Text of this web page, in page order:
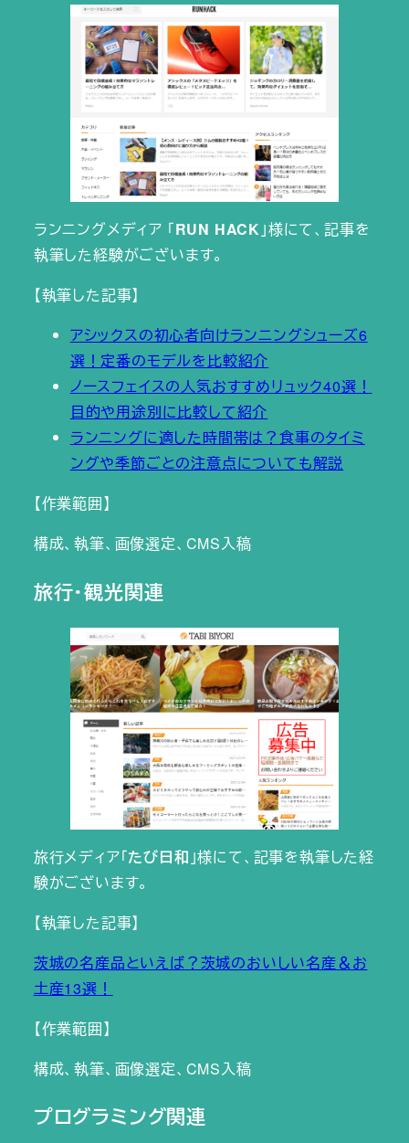
ランニングメディア 「RUN HACK 」様にて、記事を
執筆した経験がございます。
【執筆した記事】
アシックスの初心者向けランニングシューズ6
選！定番のモデルを比較紹介
ノースフェイスの人気おすすめリュック40選！
目的や用途別に比較して紹介
ランニングに適した時間帯は？食事のタイミ
ングや季節ごとの注意点についても解説
【作業範囲】
構成、執筆、画像選定、CMS入稿
旅行・観光関連
旅行メディア「たび日和 」様にて、記事を執筆した経
験がございます。
【執筆した記事】
茨城の名産品といえば？茨城のおいしい名産＆お
土産13選！
【作業範囲】
構成、執筆、画像選定、CMS入稿
プログラミング関連